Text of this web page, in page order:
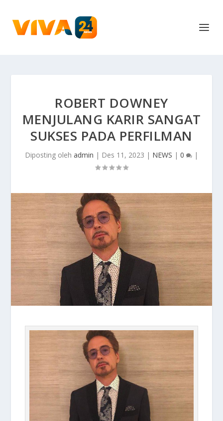
ROBERT DOWNEY
MENJULANG KARIR SANGAT
SUKSES PADA PERFILMAN
Diposting oleh admin | Des 11, 2023 | NEWS | 0 |